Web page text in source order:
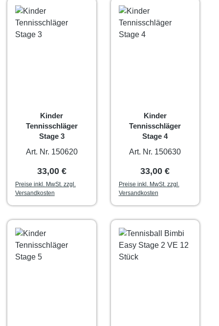
Kinder
Tennisschläger
Stage 3
Art. Nr. 150620
Regulärer Preis:
33,00 €
Preise inkl. MwSt. zzgl.
Versandkosten
Kinder
Tennisschläger
Stage 4
Art. Nr. 150630
Regulärer Preis:
33,00 €
Preise inkl. MwSt. zzgl.
Versandkosten